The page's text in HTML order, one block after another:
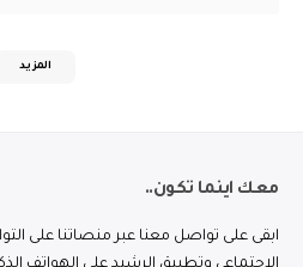
المزيد
معك اينما تكون..
ابقى على تواصل معنا عبر منصاتنا على